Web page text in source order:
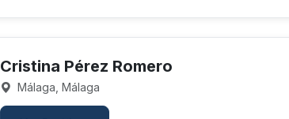
Cristina Pérez Romero
Málaga, Málaga